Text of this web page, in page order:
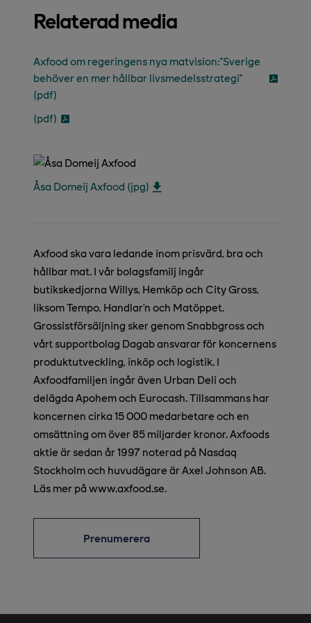
Relaterad media
Axfood om regeringens nya matvision:”Sverige
behöver en mer hållbar livsmedelsstrategi”
(pdf)
(pdf)
Åsa Domeij Axfood (jpg)
Axfood ska vara ledande inom prisvärd, bra och
hållbar mat. I vår bolagsfamilj ingår
butikskedjorna Willys, Hemköp och City Gross,
liksom Tempo, Handlar’n och Matöppet.
Grossistförsäljning sker genom Snabbgross och
vårt supportbolag Dagab ansvarar för koncernens
produktutveckling, inköp och logistik. I
Axfoodfamiljen ingår även Urban Deli och
delägda Apohem och Eurocash. Tillsammans har
koncernen cirka 15 000 medarbetare och en
omsättning om över 85 miljarder kronor. Axfoods
aktie är sedan år 1997 noterad på Nasdaq
Stockholm och huvudägare är Axel Johnson AB.
Läs mer på www.axfood.se.
Prenumerera